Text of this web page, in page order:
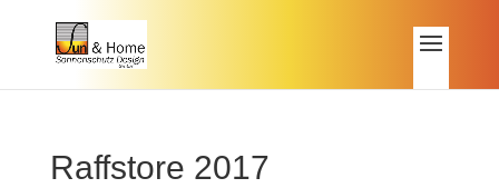
Raffstore 2017